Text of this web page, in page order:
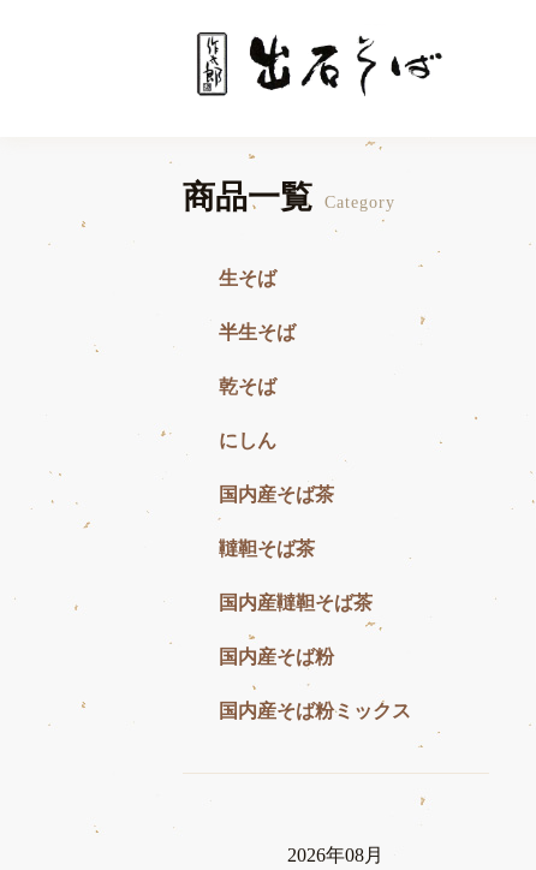
商品一覧 Category
生そば
半生そば
乾そば
にしん
国内産そば茶
韃靼そば茶
国内産韃靼そば茶
国内産そば粉
国内産そば粉ミックス
2026年08月